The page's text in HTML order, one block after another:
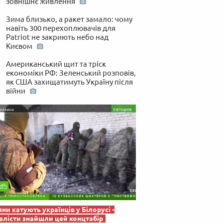
Зима близько, а ракет замало: чому
навіть 300 перехоплювачів для
Patriot не закриють небо над
Києвом
Американський щит та тріск
економіки РФ: Зеленський розповів,
як США захищатимуть Україну після
війни
катують українців у Білорусі -
знайшли цей концтабір